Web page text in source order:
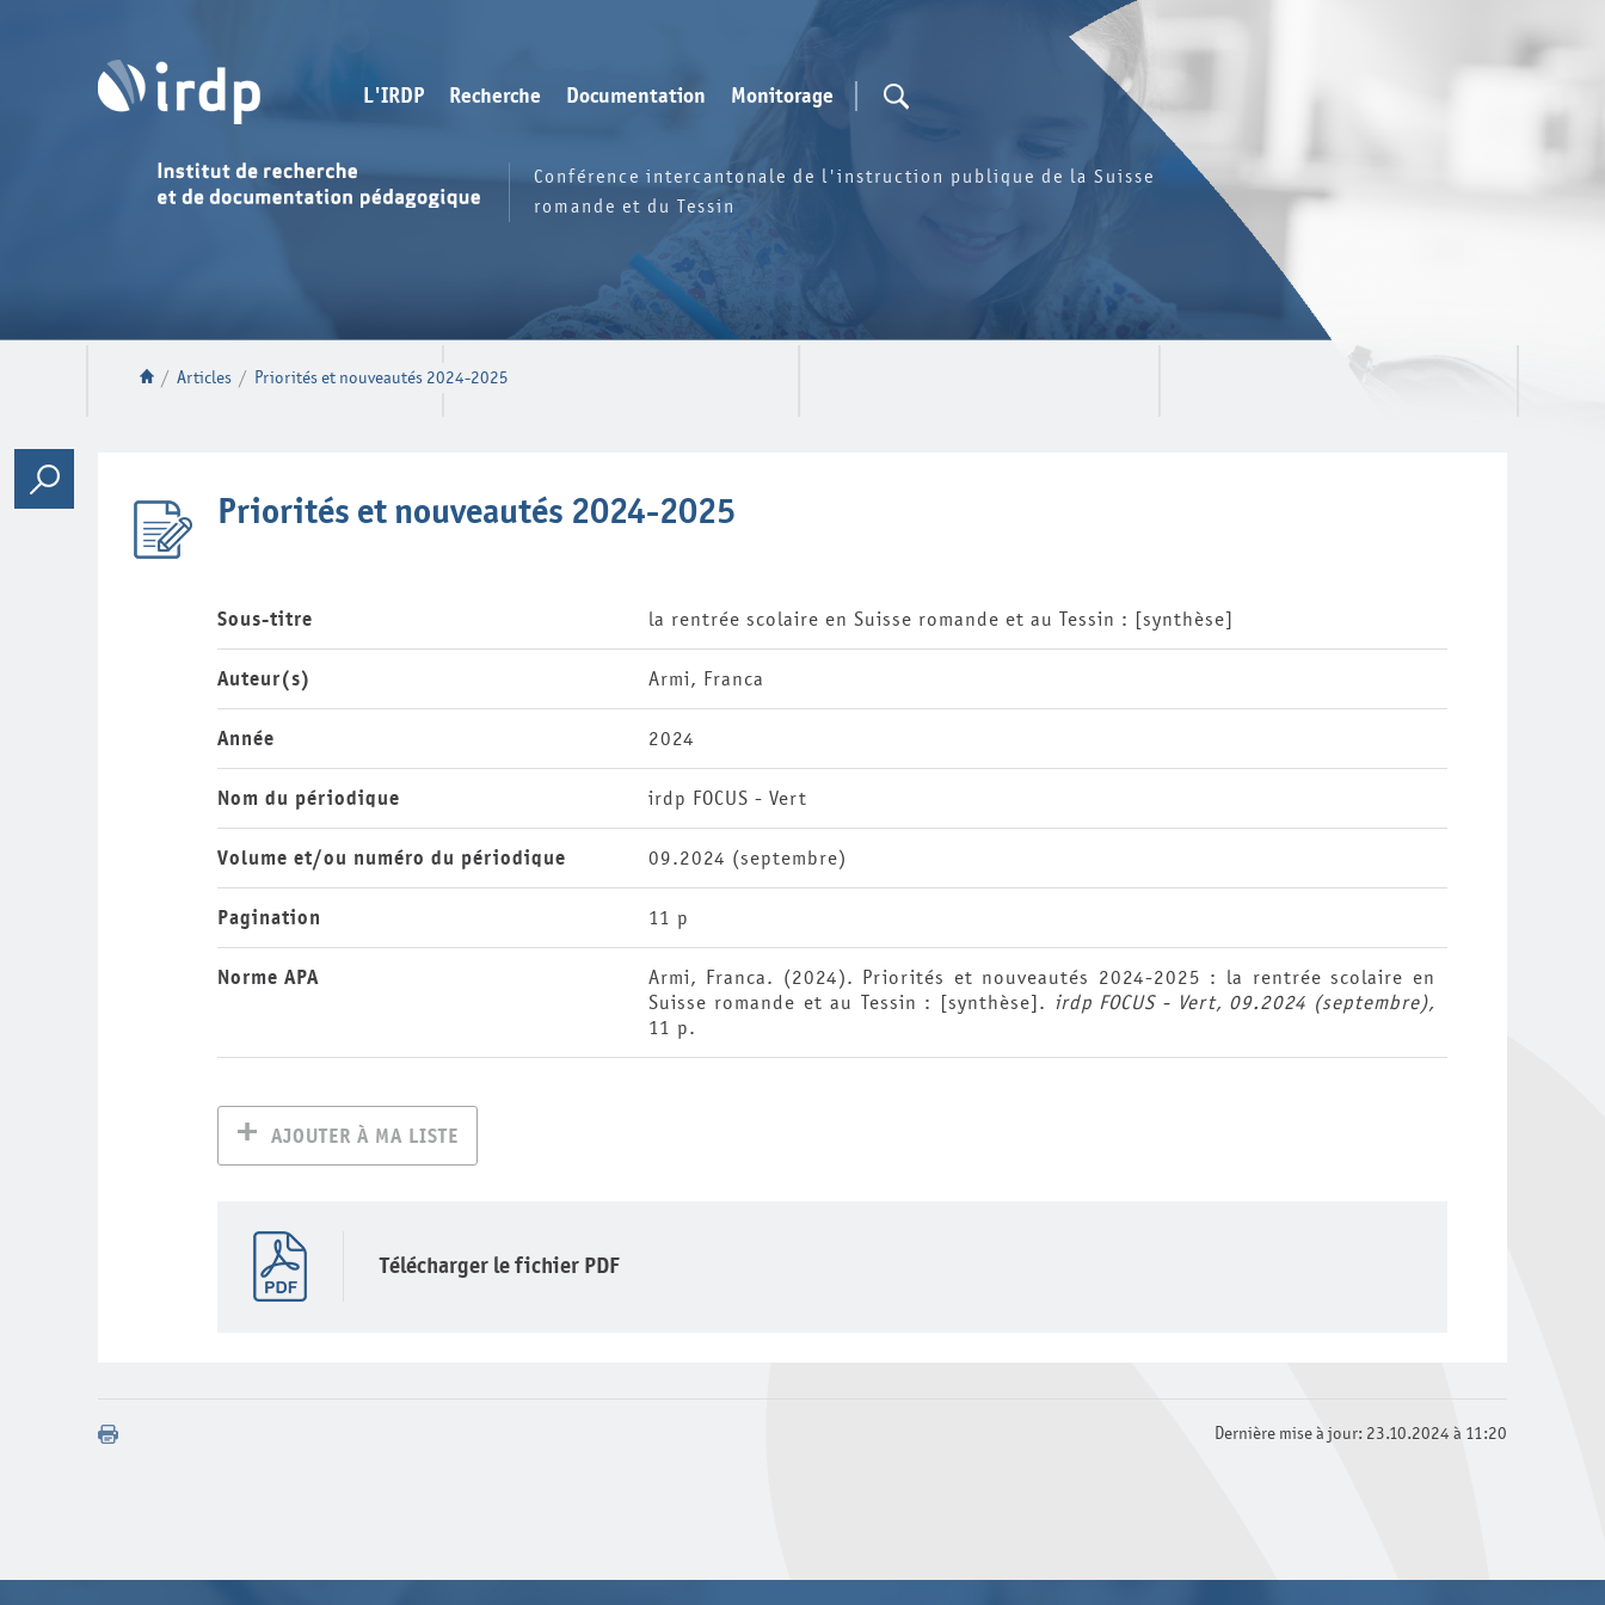
L'IRDP Recherche Documentation Monitorage
Conférence intercantonale de l'instruction publique de la Suisse
romande et du Tessin
/ Articles / Priorités et nouveautés 2024-2025
Priorités et nouveautés 2024-2025
Sous-titre la rentrée scolaire en Suisse romande et au Tessin : [synthèse]
Auteur(s) Armi, Franca
Année 2024
Nom du périodique irdp FOCUS - Vert
Volume et/ou numéro du périodique 09.2024 (septembre)
Pagination 11 p
Norme APA
Armi, Franca. (2024). Priorités et nouveautés 2024-2025 : la rentrée scolaire en
Suisse romande et au Tessin : [synthèse].
irdp FOCUS - Vert, 09.2024 (septembre),
11 p.
AJOUTER À MA LISTE
Télécharger le fichier PDF
Dernière mise à jour: 23.10.2024 à 11:20